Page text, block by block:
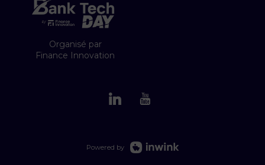
Organisé par
Finance Innovation
Powered by